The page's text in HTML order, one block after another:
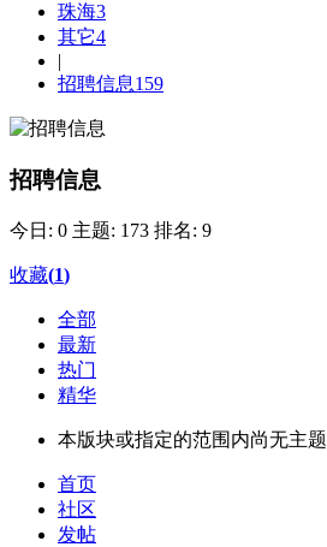
珠海3
其它4
|
招聘信息159
招聘信息
今日: 0 主题: 173 排名: 9
收藏(1)
全部
最新
热门
精华
本版块或指定的范围内尚无主题
首页
社区
发帖